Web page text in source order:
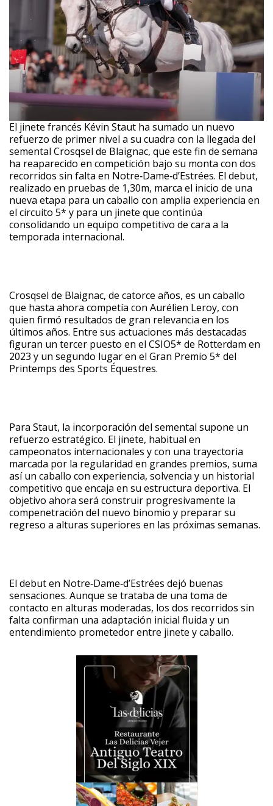
El jinete francés Kévin Staut ha sumado un nuevo
refuerzo de primer nivel a su cuadra con la llegada del
semental Crosqsel de Blaignac, que este fin de semana
ha reaparecido en competición bajo su monta con dos
recorridos sin falta en Notre‑Dame‑d’Estrées. El debut,
realizado en pruebas de 1,30m, marca el inicio de una
nueva etapa para un caballo con amplia experiencia en
el circuito 5* y para un jinete que continúa
consolidando un equipo competitivo de cara a la
temporada internacional.
Crosqsel de Blaignac, de catorce años, es un caballo
que hasta ahora competía con Aurélien Leroy, con
quien firmó resultados de gran relevancia en los
últimos años. Entre sus actuaciones más destacadas
figuran un tercer puesto en el CSIO5* de Rotterdam en
2023 y un segundo lugar en el Gran Premio 5* del
Printemps des Sports Équestres.
Para Staut, la incorporación del semental supone un
refuerzo estratégico. El jinete, habitual en
campeonatos internacionales y con una trayectoria
marcada por la regularidad en grandes premios, suma
así un caballo con experiencia, solvencia y un historial
competitivo que encaja en su estructura deportiva. El
objetivo ahora será construir progresivamente la
compenetración del nuevo binomio y preparar su
regreso a alturas superiores en las próximas semanas.
El debut en Notre‑Dame‑d’Estrées dejó buenas
sensaciones. Aunque se trataba de una toma de
contacto en alturas moderadas, los dos recorridos sin
falta confirman una adaptación inicial fluida y un
entendimiento prometedor entre jinete y caballo.